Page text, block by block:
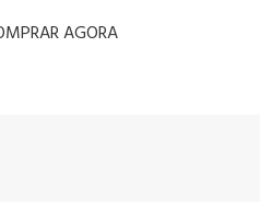
AGORA